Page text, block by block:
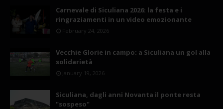
Carnevale di Siculiana 2026: la festa e i
ringraziamenti in un video emozionante
February 24, 2026
Vecchie Glorie in campo: a Siculiana un gol alla
solidarietà
January 19, 2026
Siculiana, dagli anni Novanta il ponte resta
"sospeso"